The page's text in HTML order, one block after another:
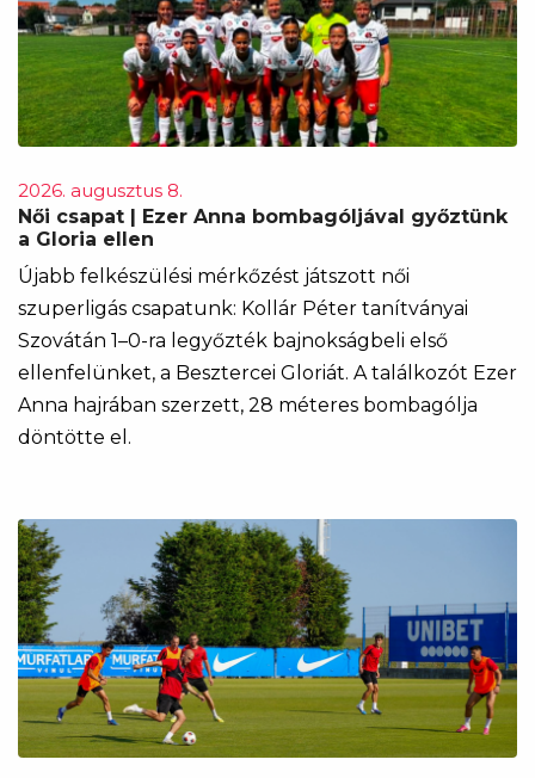
2026. augusztus 8.
Női csapat | Ezer Anna bombagóljával győztünk
a Gloria ellen
Újabb felkészülési mérkőzést játszott női
szuperligás csapatunk: Kollár Péter tanítványai
Szovátán 1–0-ra legyőzték bajnokságbeli első
ellenfelünket, a Besztercei Gloriát. A találkozót Ezer
Anna hajrában szerzett, 28 méteres bombagólja
döntötte el.